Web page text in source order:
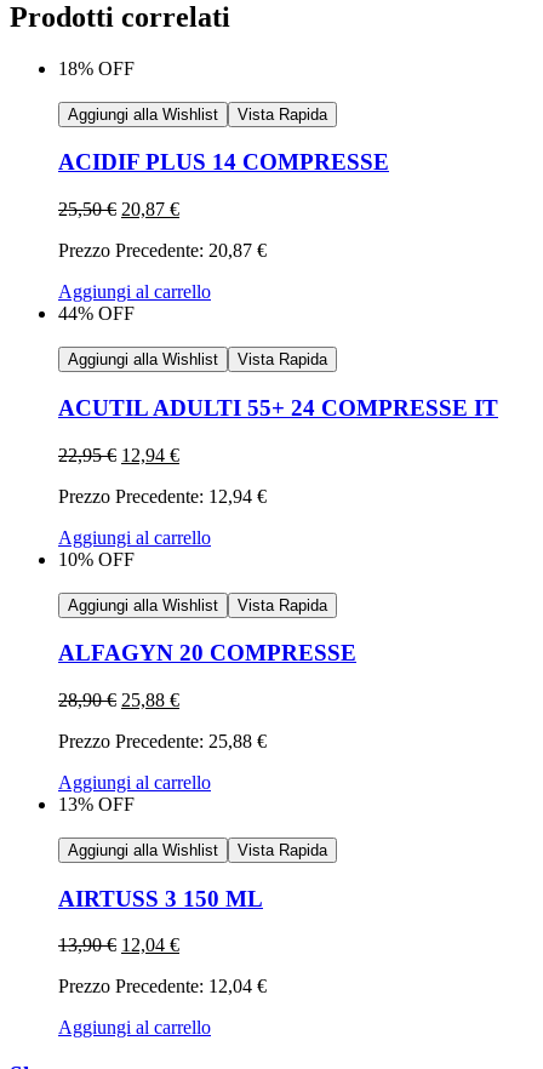
Prodotti correlati
18% OFF
Aggiungi alla Wishlist Vista Rapida
ACIDIF PLUS 14 COMPRESSE
25,50€ 20,87 €
Prezzo Precedente: 20,87 €
Aggiungi al carrello
44% OFF
Aggiungi alla Wishlist Vista Rapida
ACUTIL ADULTI 55+ 24 COMPRESSE IT
22,95€ 12,94 €
Prezzo Precedente: 12,94 €
Aggiungi al carrello
10% OFF
Aggiungi alla Wishlist Vista Rapida
ALFAGYN 20 COMPRESSE
28,90€ 25,88 €
Prezzo Precedente: 25,88 €
Aggiungi al carrello
13% OFF
Aggiungi alla Wishlist Vista Rapida
AIRTUSS 3 150 ML
13,90€ 12,04 €
Prezzo Precedente: 12,04 €
Aggiungi al carrello